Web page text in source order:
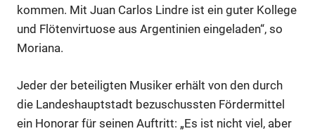
kommen. Mit Juan Carlos Lindre ist ein guter Kollege
und Flötenvirtuose aus Argentinien eingeladen“, so
Moriana.
Jeder der beteiligten Musiker erhält von den durch
die Landeshauptstadt bezuschussten Fördermittel
ein Honorar für seinen Auftritt: „Es ist nicht viel, aber